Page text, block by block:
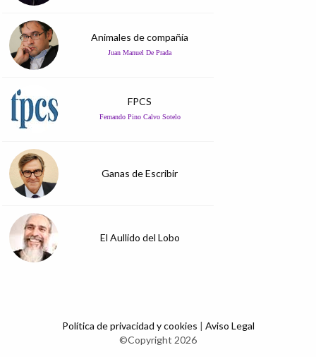
Animales de compañía
Juan Manuel De Prada
FPCS
Fernando Pino Calvo Sotelo
Ganas de Escribir
El Aullido del Lobo
Política de privacidad y cookies | Aviso Legal
©Copyright 2026